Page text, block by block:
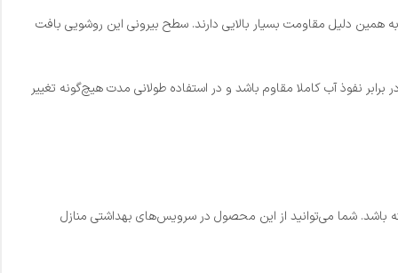
همین دلیل مقاومت بسیار بالایی دارند. سطح بیرونی این روشویی بافت
نفوذ آب کاملا مقاوم باشد و در استفاده طولانی مدت هیچ‌گونه تغییر
باشد. شما می‌توانید از این محصول در سرویس‌های بهداشتی منازل